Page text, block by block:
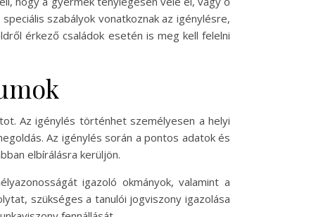
szabályok vonatkoznak az igénylésre,
érkező családok esetén is meg kell felelni
Az igénylés történhet személyesen a helyi
Az igénylés során a pontos adatok és
elbírálásra kerüljön.
igazoló okmányok, valamint a
szükséges a tanulói jogviszony igazolása